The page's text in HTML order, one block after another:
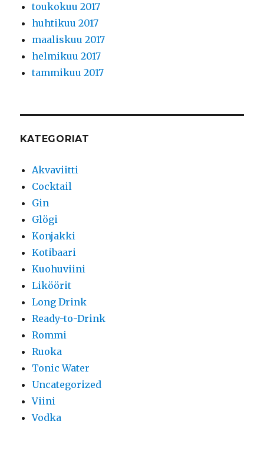
toukokuu 2017
huhtikuu 2017
maaliskuu 2017
helmikuu 2017
tammikuu 2017
KATEGORIAT
Akvaviitti
Cocktail
Gin
Glögi
Konjakki
Kotibaari
Kuohuviini
Liköörit
Long Drink
Ready-to-Drink
Rommi
Ruoka
Tonic Water
Uncategorized
Viini
Vodka